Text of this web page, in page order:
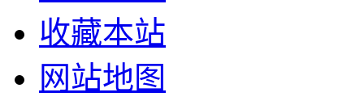
收藏本站
网站地图